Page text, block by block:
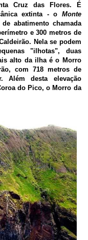
Cruz das Flores. É
extinta - o Monte
abatimento chamada
e 300 metros de
Nela se podem
"ilhotas", duas
alto da ilha é o Morro
com 718 metros de
desta elevação
do Pico, o Morro da